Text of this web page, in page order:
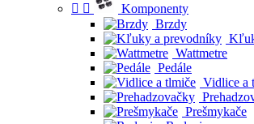
 
Komponenty
Brzdy
Wattmetre
Pedále
Vidlice a
Prešmykače